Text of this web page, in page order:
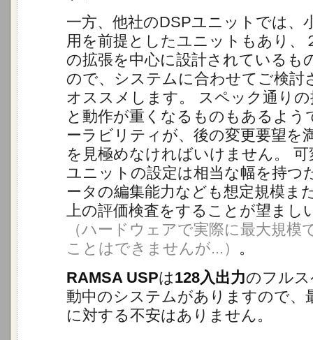
一方、他社のDSPユニットでは、
用を前提としたユニットもあり、
の拡張を中心に設計されているも
ので、システムに合わせてご検討
オススメします。 スペック通り
と動作が重くなるものもあるよう
ーラビリティが、後の変更要望を
を見極めなければいけません。 可
ユニットの設定は相当な幅を持つ
ータの編集能力なども想定規模ま
上の評価検査をすることが望まし
（ハードウェアで実際に最大規模
ことはできませんが...） 。
RAMSA USPは128入出力のフル
動中のシステムがありますので、
に対する不安はありません。